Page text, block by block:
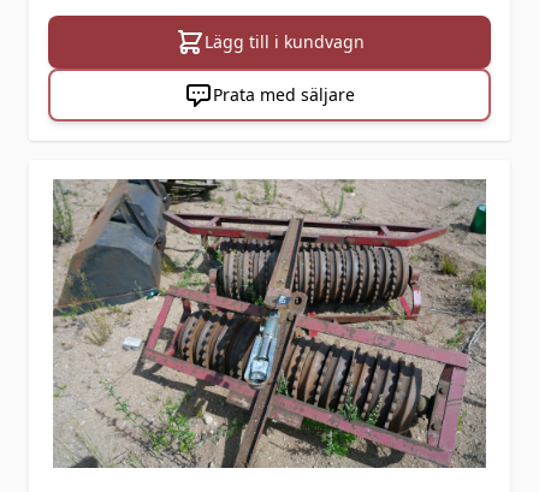
Lägg till i kundvagn
Prata med säljare